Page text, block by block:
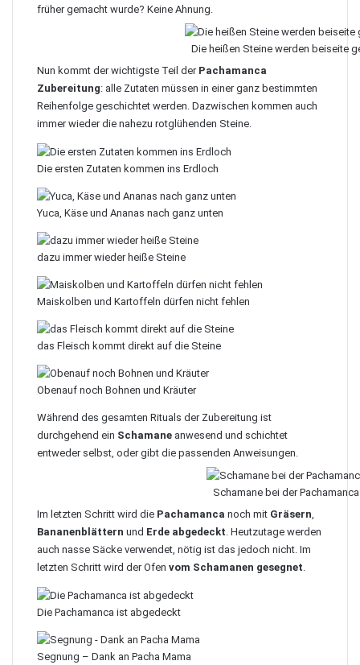
früher gemacht wurde? Keine Ahnung.
Die heißen Steine werden beiseite
Nun kommt der wichtigste Teil der Pachamanca
Zubereitung: alle Zutaten müssen in einer ganz bestimmten
Reihenfolge geschichtet werden. Dazwischen kommen auch
immer wieder die nahezu rotglühenden Steine.
Die ersten Zutaten kommen ins Erdloch
Yuca, Käse und Ananas nach ganz unten
dazu immer wieder heiße Steine
Maiskolben und Kartoffeln dürfen nicht fehlen
das Fleisch kommt direkt auf die Steine
Obenauf noch Bohnen und Kräuter
Während des gesamten Rituals der Zubereitung ist
durchgehend ein Schamane anwesend und schichtet
entweder selbst, oder gibt die passenden Anweisungen.
Schamane bei der Pachamanca
Im letzten Schritt wird die Pachamanca noch mit Gräsern,
Bananenblättern und Erde abgedeckt. Heutzutage werden
auch nasse Säcke verwendet, nötig ist das jedoch nicht. Im
letzten Schritt wird der Ofen vom Schamanen gesegnet.
Die Pachamanca ist abgedeckt
Segnung – Dank an Pacha Mama